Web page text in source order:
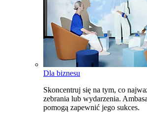
Dla biznesu
Skoncentruj się na tym, co
zebrania lub wydarzenia.
pomogą zapewnić jego sukces.